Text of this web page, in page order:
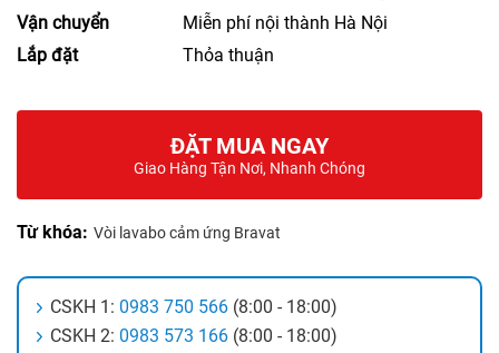
Vận chuyển
Miễn phí nội thành Hà Nội
Lắp đặt
Thỏa thuận
ĐẶT MUA NGAY
Giao Hàng Tận Nơi, Nhanh Chóng
Từ khóa: Vòi lavabo cảm ứng Bravat
CSKH 1: 0983 750 566 (8:00 - 18:00)
CSKH 2: 0983 573 166 (8:00 - 18:00)